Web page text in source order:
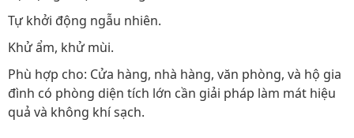
Tự khởi động ngẫu nhiên.
Khử ẩm, khử mùi.
Phù hợp cho: Cửa hàng, nhà hàng, văn phòng, và hộ gia
đình có phòng diện tích lớn cần giải pháp làm mát hiệu
quả và không khí sạch.